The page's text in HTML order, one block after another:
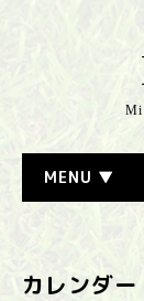
MENU ▼
カレンダー